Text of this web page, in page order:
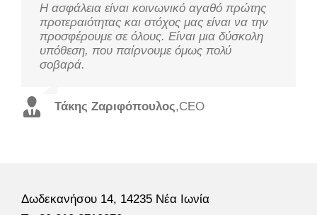
Η ασφάλεια είναι κοινωνικό αγαθό πρώτης
προτεραιότητας και στόχος μας είναι να την
προσφέρουμε σε όλους. Είναι μια δύσκολη
υπόθεση, που παίρνουμε όμως πολύ
σοβαρά.
Τάκης Ζαριφόπουλος,CEO
Μελετάμε τις ανάγκες σας, ακούμε τους
πελάτες μας και προσφέρουμε τις καλύτερες
λύσεις από πλευράς απόδοσης και κόστους,
με εξειδικευμένο προσωπικό και σε χρόνο
ρεκόρ.
Χάρης Τρισπιώτης,Εμπορικός Διευθυντής
Η τεχνολογία χρειάζεται παρακολούθηση για
να προσφέρει στο στόχο της, τη
βελτιστοποίηση της απόδοσης και την
εξασφάλιση της ευημερίας και της ασφάλειας.
Δωδεκανήσου 14, 14235 Νέα Ιωνία